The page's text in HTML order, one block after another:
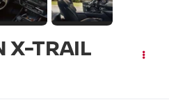
X-TRAIL